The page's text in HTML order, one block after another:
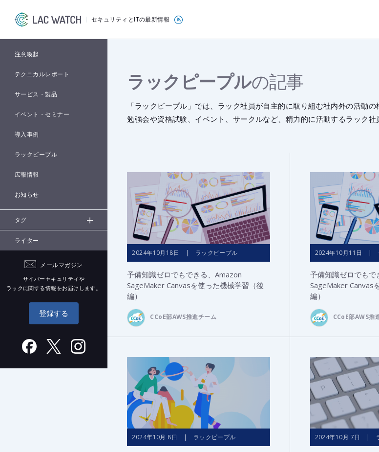
セキュリティとITの最新情報
注意喚起
テクニカルレポート
サービス・製品
イベント・セミナー
導入事例
ラックピープル
広報情報
お知らせ
タグ
ライター
メールマガジン
サイバーセキュリティや
ラックに関する情報をお届けします。
登録する
ラックピープルの記事
「ラックピープル」では、ラック社員が自主的に取り組む社内外の活動
勉強会や資格試験、イベント、サークルなど、精力的に活動するラック
2024年10月18日 | ラックピープル
予備知識ゼロでもできる、Amazon
SageMaker Canvasを使った機械学習（後
編）
CCoE部AWS推進チーム
2024年10月11日 |
予備知識ゼロでもで
SageMaker Canvas
編）
CCoE部AWS推
2024年10月 8日 | ラックピープル 2024年10月 7日 |